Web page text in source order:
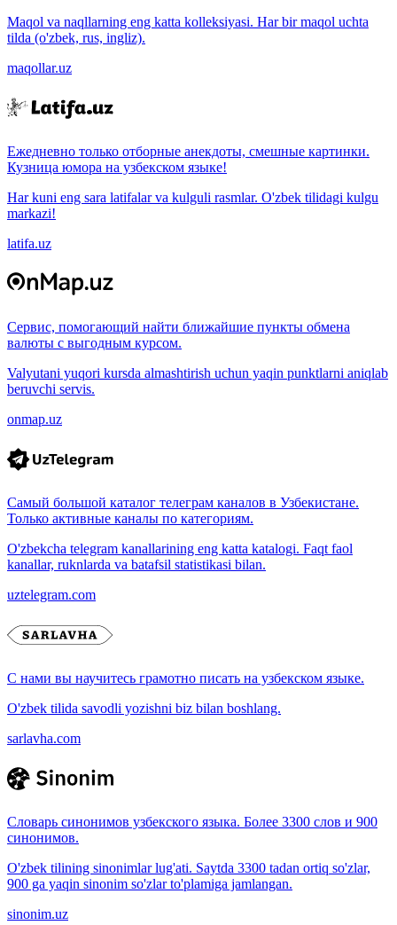
Maqol va naqllarning eng katta kolleksiyasi. Har bir maqol uchta
tilda (o'zbek, rus, ingliz).
maqollar.uz
Ежедневно только отборные анекдоты, смешные картинки.
Кузница юмора на узбекском языке!
Har kuni eng sara latifalar va kulguli rasmlar. O'zbek tilidagi kulgu
markazi!
latifa.uz
Сервис, помогающий найти ближайшие пункты обмена
валюты с выгодным курсом.
Valyutani yuqori kursda almashtirish uchun yaqin punktlarni aniqlab
beruvchi servis.
onmap.uz
Самый большой каталог телеграм каналов в Узбекистане.
Только активные каналы по категориям.
O'zbekcha telegram kanallarining eng katta katalogi. Faqt faol
kanallar, ruknlarda va batafsil statistikasi bilan.
uztelegram.com
С нами вы научитесь грамотно писать на узбекском языке.
O'zbek tilida savodli yozishni biz bilan boshlang.
sarlavha.com
Словарь синонимов узбекского языка. Более 3300 слов и 900
синонимов.
O'zbek tilining sinonimlar lug'ati. Saytda 3300 tadan ortiq so'zlar,
900 ga yaqin sinonim so'zlar to'plamiga jamlangan.
sinonim.uz